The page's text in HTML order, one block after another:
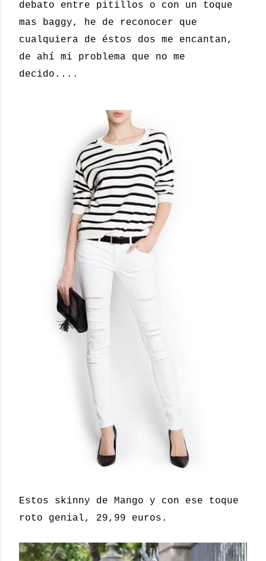
debato entre pitillos o con un toque
mas baggy, he de reconocer que
cualquiera de éstos dos me encantan,
de ahí mi problema que no me
decido....
Estos skinny de Mango y con ese toque
roto genial, 29,99 euros.